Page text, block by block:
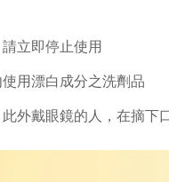
立即停止使用
用漂白成分之洗劑品
外戴眼鏡的人，在摘下